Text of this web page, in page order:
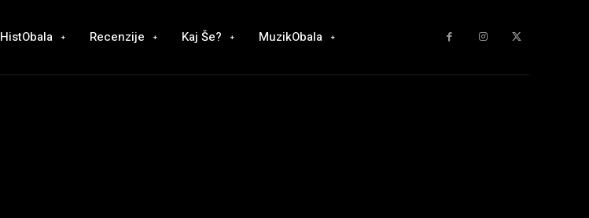
HistObala Recenzije Kaj Še? MuzikObala